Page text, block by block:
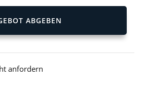
ABGEBEN
anfordern